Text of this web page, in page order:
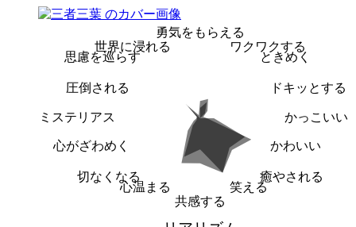
勇気をもらえる
ワクワクする
ときめく
ドキッとする
かっこいい
かわいい
癒やされる
笑える
共感する
心温まる
切なくなる
心がざわめく
ミステリアス
圧倒される
思慮を巡らす
世界に浸れる